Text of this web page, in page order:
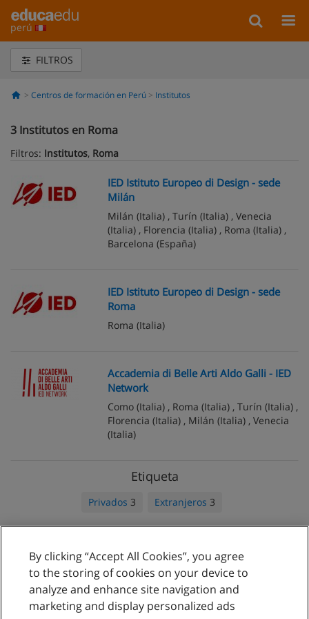
perú
FILTROS
Centros de formación en Perú Institutos
3 Institutos en Roma
Filtros: Institutos, Roma
IED Istituto Europeo di Design - sede
Milán
Milán (Italia) , Turín (Italia) , Venecia
(Italia) , Florencia (Italia) , Roma (Italia) ,
Barcelona (España)
IED Istituto Europeo di Design - sede
Roma
Roma (Italia)
Accademia di Belle Arti Aldo Galli - IED
Network
Como (Italia) , Roma (Italia) , Turín (Italia) ,
Florencia (Italia) , Milán (Italia) , Venecia
(Italia)
Etiqueta
Privados 3 Extranjeros 3
Reglas de uso
Privacidad de datos
By clicking “Accept All Cookies”, you agree
to the storing of cookies on your device to
analyze and enhance site navigation and
marketing and display personalized ads